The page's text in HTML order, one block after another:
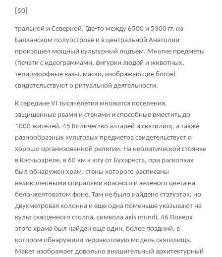
[50]
тральной и Северной. Где-то между 6500 и 5300 гг. на
Балканском полуострове и в центральной Анатолии
произошел мощный культурный подъем. Многие предметы
(печати с идеограммами, фигурки людей и животных,
териоморфные вазы, маски, изображающие богов)
свидетельствуют о ритуальной деятельности.
К середине VI тысячелетия множатся поселения,
защищенные рвами и стенами и способные вместить до
1000 жителей. 45 Количество алтарей и святилищ, а также
разнообразных культовых предметов свидетельствует о
хорошо организованной религии. На неолитической стоянке
в Кэсчьоареле, в 60 км к югу от Бухареста, при раскопках
был обнаружен храм, стены которого расписаны
великолепными спиралями красного и зеленого цвета на
бело-желтоватом фоне. Там не было найдено статуэток, но
двухметровая колонна и еще одна поменьше указывают на
культ священного столпа, символа axis mundi. 46 Поверх
этого храма был найден еще один, более поздний, в
котором обнаружили терракотовую модель святилища.
Макет изображает довольно внушительный архитектурный